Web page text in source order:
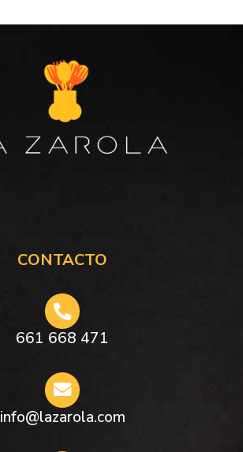
CONTACTO
661 668 471
info@lazarola.com